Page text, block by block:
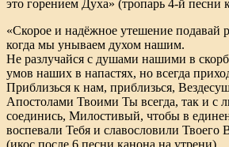
это горением Духа» (тропарь 4-й песни
«Скорое и надёжное утешение подавай
когда мы унываем духом нашим.
Не разлучайся с душами нашими в
умов наших в напастях, но всегда
Приблизься к нам, приблизься,
Апостолами Твоими Ты всегда, так и с
соединись, Милостивый, чтобы в
воспевали Тебя и славословили Твоего